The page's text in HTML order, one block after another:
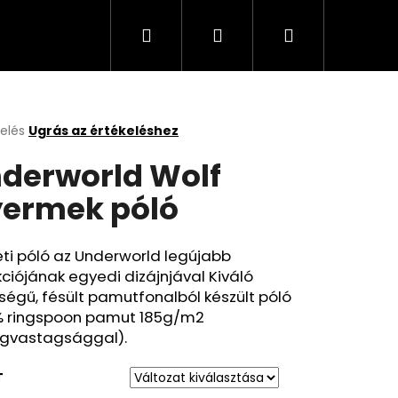
KeresésBejelentkezés
Kosár
Ugrás az értékeléshez
Wolf
póló
póló az Underworld legújabb
egyedi dizájnjával Kiváló
fésült pamutfonalból készült póló
ringspoon pamut 185g/m2